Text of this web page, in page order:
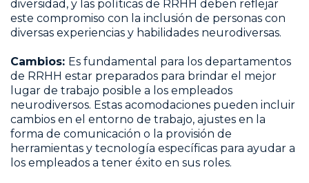
diversidad, y las políticas de RRHH deben reflejar
este compromiso con la inclusión de personas con
diversas experiencias y habilidades neurodiversas.
Cambios: Es fundamental para los departamentos
de RRHH estar preparados para brindar el mejor
lugar de trabajo posible a los empleados
neurodiversos. Estas acomodaciones pueden incluir
cambios en el entorno de trabajo, ajustes en la
forma de comunicación o la provisión de
herramientas y tecnología específicas para ayudar a
los empleados a tener éxito en sus roles.